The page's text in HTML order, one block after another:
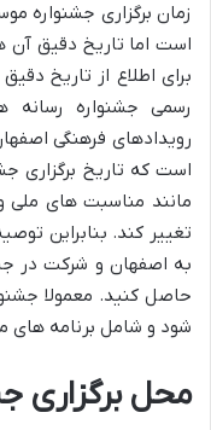
زمان برگزاری جشنواره
است اما تاریخ دقیق آن
برای اطلاع از تاریخ
رسمی جشنواره
رویدادهای فرهنگی
است که تاریخ برگزاری
مانند مناسبت های ملی
تغییر کند. بنابراین
به اصفهان و شرکت در
حاصل کنید. معمولا
شود و شامل برنامه های
محل برگزاری